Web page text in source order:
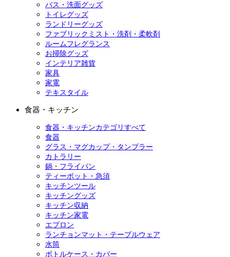
バス・洗面グッズ
トイレグッズ
ランドリーグッズ
ファブリックミスト・洗剤・柔軟剤
ルームフレグランス
お掃除グッズ
インテリア雑貨
家具
家電
テキスタイル
食器・キッチン
食器・キッチンカテゴリすべて
食器
グラス・マグカップ・タンブラー
カトラリー
鍋・フライパン
ティーポット・急須
キッチンツール
キッチングッズ
キッチン収納
キッチン家電
エプロン
ランチョンマット・テーブルウェア
水筒
ボトルケース・カバー